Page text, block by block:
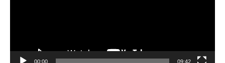
00:00 09:42